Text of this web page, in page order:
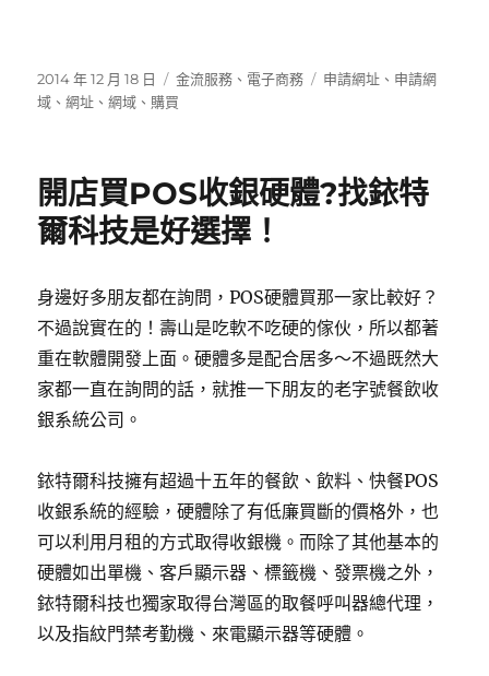
發
佈
2014 年 12 月 18 日
分
類
金流服務 、 電子商務
標
申請網址 、 申請網
域 、網址 、網域 、 購買
開店買POS收銀硬體?找銥特
爾科技是好選擇！
身邊好多朋友都在詢問，POS硬體買那一家比較好？
不過說實在的！壽山是吃軟不吃硬的傢伙，所以都著
重在軟體開發上面。硬體多是配合居多～不過既然大
家都一直在詢問的話，就推一下朋友的老字號餐飲收
銀系統公司。
銥特爾科技擁有超過十五年的餐飲、飲料、快餐POS
收銀系統的經驗，硬體除了有低廉買斷的價格外，也
可以利用月租的方式取得收銀機。而除了其他基本的
硬體如出單機、客戶顯示器、標籤機、發票機之外，
銥特爾科技也獨家取得台灣區的取餐呼叫器總代理，
以及指紋門禁考勤機、來電顯示器等硬體。